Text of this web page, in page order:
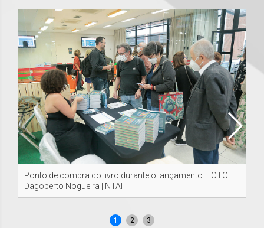
Ponto de compra do livro durante o lançamento. FOTO:
Dagoberto Nogueira | NTAI
1 2 3